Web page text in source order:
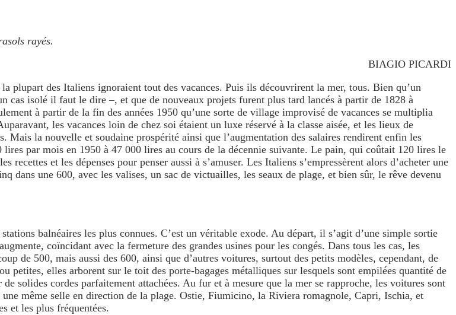
rayés.
BIAGIO PICARDI
plupart des Italiens ignoraient tout des vacances. Puis ils découvrirent la mer, tous. Bien qu’un
cas isolé il faut le dire –, et que de nouveaux projets furent plus tard lancés à partir de 1828 à
à partir de la fin des années 1950 qu’une sorte de village improvisé de vacances se multiplia
les vacances loin de chez soi étaient un luxe réservé à la classe aisée, et les lieux de
Mais la nouvelle et soudaine prospérité ainsi que l’augmentation des salaires rendirent enfin les
par mois en 1950 à 47 000 lires au cours de la décennie suivante. Le pain, qui coûtait 120 lires le
et les dépenses pour penser aussi à s’amuser. Les Italiens s’empressèrent alors d’acheter une
une 600, avec les valises, un sac de victuailles, les seaux de plage, et bien sûr, le rêve devenu
balnéaires les plus connues. C’est un véritable exode. Au départ, il s’agit d’une simple sortie
coïncidant avec la fermeture des grandes usines pour les congés. Dans tous les cas, les
de 500, mais aussi des 600, ainsi que d’autres voitures, surtout des petits modèles, cependant, de
petites, elles arborent sur le toit des porte-bagages métalliques sur lesquels sont empilées quantité de
solides cordes parfaitement attachées. Au fur et à mesure que la mer se rapproche, les voitures sont
même selle en direction de la plage. Ostie, Fiumicino, la Riviera romagnole, Capri, Ischia, et
et les plus fréquentées.